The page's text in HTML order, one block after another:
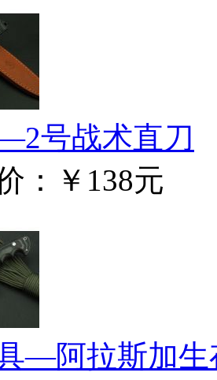
号战术直刀
：
￥138元
—阿拉斯加生